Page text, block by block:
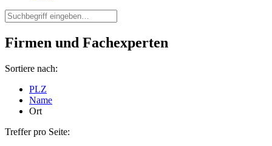
Firmen und Fachexperten
Sortiere nach:
PLZ
Name
Ort
Treffer pro Seite: